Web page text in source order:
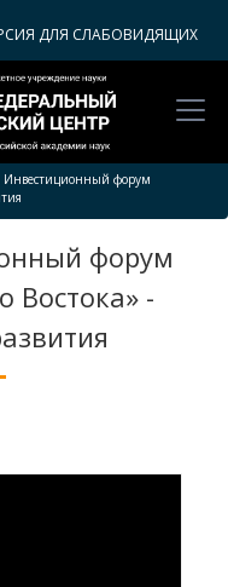
ДЛЯ СЛАБОВИДЯЩИХ
Инвестиционный форум
форум
Востока» -